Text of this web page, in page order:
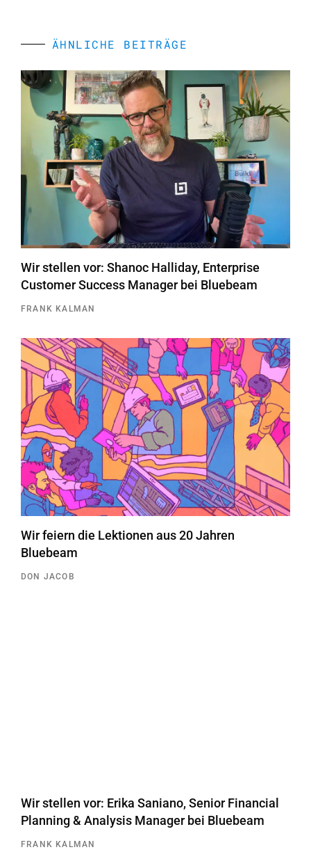
ÄHNLICHE BEITRÄGE
Wir stellen vor: Shanoc Halliday, Enterprise
Customer Success Manager bei Bluebeam
FRANK KALMAN
Wir feiern die Lektionen aus 20 Jahren
Bluebeam
DON JACOB
Wir stellen vor: Erika Saniano, Senior Financial
Planning & Analysis Manager bei Bluebeam
FRANK KALMAN